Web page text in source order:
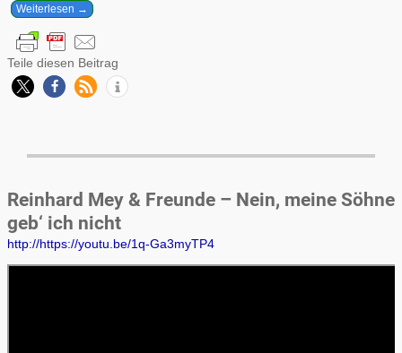
Weiterlesen →
Teile diesen Beitrag
Reinhard Mey & Freunde – Nein, meine Söhne
geb‘ ich nicht
http://https://youtu.be/1q-Ga3myTP4